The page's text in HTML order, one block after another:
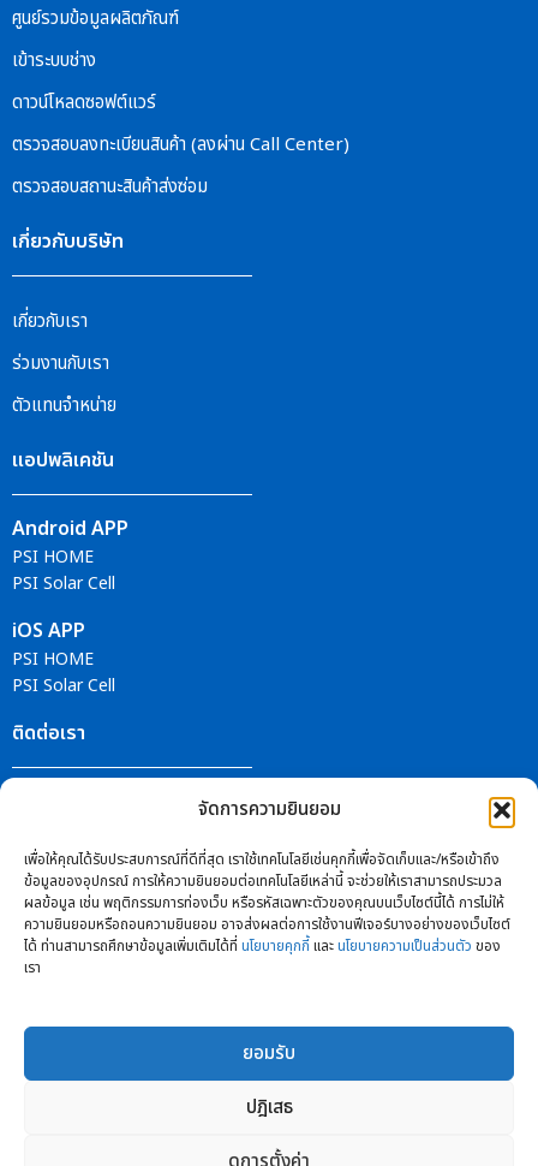
จัดการความยินยอม
เพื่อให้คุณได้รับประสบการณ์ที่ดีที่สุด เราใช้เทคโนโลยีเช่นคุกกี้เพื่อจัดเก็บและ/หรือเข้าถึง
ข้อมูลของอุปกรณ์ การให้ความยินยอมต่อเทคโนโลยีเหล่านี้ จะช่วยให้เราสามารถประมวล
ผลข้อมูล เช่น พฤติกรรมการท่องเว็บ หรือรหัสเฉพาะตัวของคุณบนเว็บไซต์นี้ได้ การไม่ให้
ความยินยอมหรือถอนความยินยอม อาจส่งผลต่อการใช้งานฟีเจอร์บางอย่างของเว็บไซต์
ได้ ท่านสามารถศึกษาข้อมูลเพิ่มเติมได้ที่ นโยบายคุกกี้ และนโยบายความเป็นส่วนตัว ของ
เรา
ยอมรับ
ปฎิเสธ
ศูนย์รวมข้อมูลผลิตภัณฑ์
เข้าระบบช่าง
ดาวน์โหลดซอฟต์แวร์
ตรวจสอบลงทะเบียนสินค้า (ลงผ่าน Call Center)
ตรวจสอบสถานะสินค้าส่งซ่อม
เกี่ยวกับบริษัท
เกี่ยวกับเรา
ร่วมงานกับเรา
ตัวแทนจำหน่าย
แอปพลิเคชัน
Android APP
PSI HOME
PSI Solar Cell
iOS APP
PSI HOME
PSI Solar Cell
ติดต่อเรา